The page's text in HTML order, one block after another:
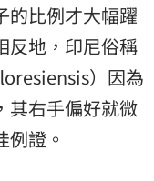
的比例才大幅躍
反地，印尼俗稱
）因為
其右手偏好就微
證。